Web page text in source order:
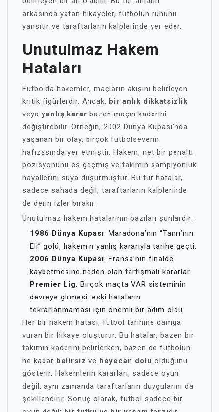
arkasında yatan hikayeler, futbolun ruhunu
yansıtır ve taraftarların kalplerinde yer eder.
Unutulmaz Hakem
Hataları
Futbolda hakemler, maçların akışını belirleyen
kritik figürlerdir. Ancak, bir anlık dikkatsizlik
veya yanlış karar bazen maçın kaderini
değiştirebilir. Örneğin, 2002 Dünya Kupası’nda
yaşanan bir olay, birçok futbolseverin
hafızasında yer etmiştir. Hakem, net bir penaltı
pozisyonunu es geçmiş ve takımın şampiyonluk
hayallerini suya düşürmüştür. Bu tür hatalar,
sadece sahada değil, taraftarların kalplerinde
de derin izler bırakır.
Unutulmaz hakem hatalarının bazıları şunlardır:
1986 Dünya Kupası: Maradona’nın “Tanrı’nın
Eli” golü, hakemin yanlış kararıyla tarihe geçti.
2006 Dünya Kupası: Fransa’nın finalde
kaybetmesine neden olan tartışmalı kararlar.
Premier Lig: Birçok maçta VAR sisteminin
devreye girmesi, eski hataların
tekrarlanmaması için önemli bir adım oldu.
Her bir hakem hatası, futbol tarihine damga
vuran bir hikaye oluşturur. Bu hatalar, bazen bir
takımın kaderini belirlerken, bazen de futbolun
ne kadar belirsiz ve heyecan dolu olduğunu
gösterir. Hakemlerin kararları, sadece oyun
değil, aynı zamanda taraftarların duygularını da
şekillendirir. Sonuç olarak, futbol sadece bir